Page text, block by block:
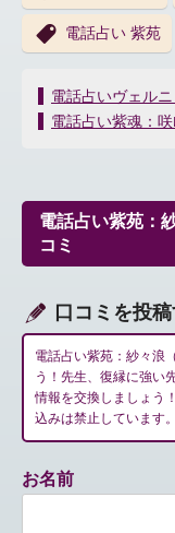
電話占い 紫苑
投
稿
ー
シ
電話占いヴェル
電話占い紫魂：
電話占い紫苑：
コミ
口コミを投
電話占い紫苑：紗々浪
う！先生、復縁に強い
情報を交換しましょう
込みは禁止しています。
お名前